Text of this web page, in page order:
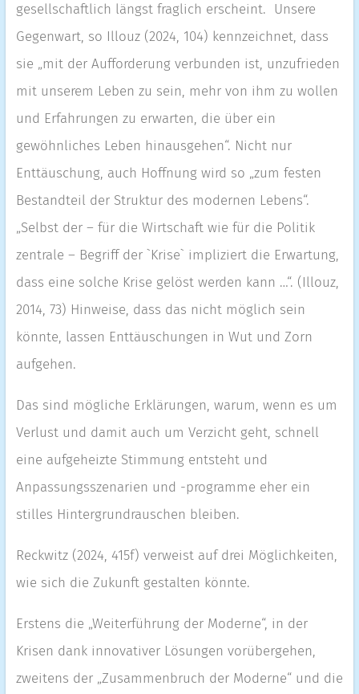
gesellschaftlich längst fraglich erscheint. Unsere
Gegenwart, so Illouz (2024, 104) kennzeichnet, dass
sie „mit der Aufforderung verbunden ist, unzufrieden
mit unserem Leben zu sein, mehr von ihm zu wollen
und Erfahrungen zu erwarten, die über ein
gewöhnliches Leben hinausgehen“. Nicht nur
Enttäuschung, auch Hoffnung wird so „zum festen
Bestandteil der Struktur des modernen Lebens“.
„Selbst der – für die Wirtschaft wie für die Politik
zentrale – Begriff der `Krise` impliziert die Erwartung,
dass eine solche Krise gelöst werden kann …“. (Illouz,
2014, 73) Hinweise, dass das nicht möglich sein
könnte, lassen Enttäuschungen in Wut und Zorn
aufgehen.
Das sind mögliche Erklärungen, warum, wenn es um
Verlust und damit auch um Verzicht geht, schnell
eine aufgeheizte Stimmung entsteht und
Anpassungsszenarien und -programme eher ein
stilles Hintergrundrauschen bleiben.
Reckwitz (2024, 415f) verweist auf drei Möglichkeiten,
wie sich die Zukunft gestalten könnte.
Erstens die „Weiterführung der Moderne“, in der
Krisen dank innovativer Lösungen vorübergehen,
zweitens der „Zusammenbruch der Moderne“ und die